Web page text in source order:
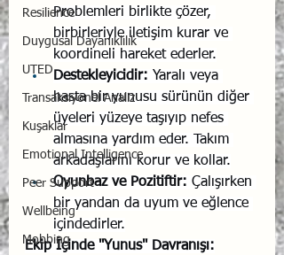
Resilience
Duygusal Dayanıklılık
UTED
Transaksiyonel Analiz
Kuşaklar
Emotional Intelligence
Peer Support
Wellbeing
Mobbing
Problemleri birlikte çözer,
birbirleriyle iletişim kurar ve
koordineli hareket ederler.
Destekleyicidir: Yaralı veya
hasta bir yunusu sürünün diğer
üyeleri yüzeye taşıyıp nefes
almasına yardım eder. Takım
arkadaşlarını korur ve kollar.
Oyunbaz ve Pozitiftir: Çalışırken
bir yandan da uyum ve eğlence
içindedirler.
Ekip İçinde "Yunus" Davranışı: